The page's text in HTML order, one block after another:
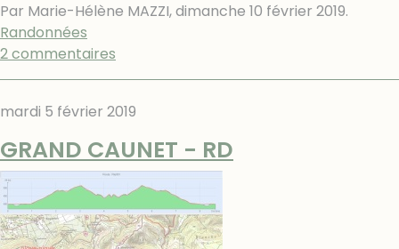
Par Marie-Hélène MAZZI,dimanche 10 février 2019.
Randonnées
2 commentaires
mardi 5 février 2019
GRAND CAUNET - RD